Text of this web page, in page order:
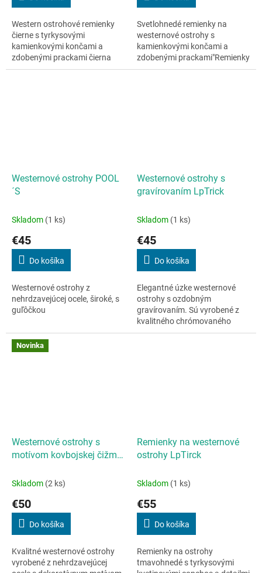
Western ostrohové remienky
čierne s tyrkysovými
kamienkovými končami a
zdobenými prackami čierna
koža s reliéfom
Svetlohnedé remienky na
westernové ostrohy s
kamienkovými končami a
zdobenými prackami"Remienky
na westernové ostrohy s
Westernové ostrohy POOL
´S
Skladom (1 ks)
€45
Do košíka
Westernové ostrohy z
nehrdzavejúcej ocele, široké, s
guľôčkou
Westernové ostrohy s
gravírovaním LpTrick
Skladom (1 ks)
€45
Do košíka
Elegantné úzke westernové
ostrohy s ozdobným
gravírovaním. Sú vyrobené z
kvalitného chrómovaného
materiálu, ktorý zaručuje
Novinka
Westernové ostrohy s
motívom kovbojskej čižmy
Skladom (2 ks)
€50
Do košíka
Kvalitné westernové ostrohy
vyrobené z nehrdzavejúcej
Remienky na westernové
ostrohy LpTirck
Skladom (1 ks)
€55
Do košíka
Remienky na ostrohy
tmavohnedé s tyrkysovými